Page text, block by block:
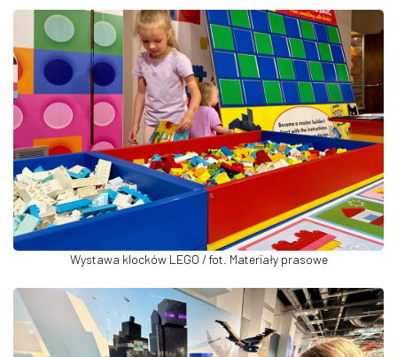
Wystawa klocków LEGO / fot. Materiały prasowe